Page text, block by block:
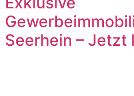
Seerhein – Jetzt